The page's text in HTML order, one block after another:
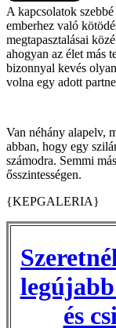
A kapcsolatok
emberhez való
megtapasztalásai
ahogyan az élet más
bizonnyal kevés
volna egy adott
Van néhány alapelv,
abban, hogy egy
számodra. Semmi
ősszintességen.
{KEPGALERIA}
és